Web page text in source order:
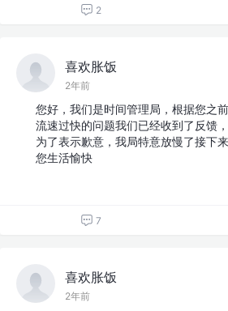
2
喜欢胀饭
2年前
您好，我们是时间管理局，根据您之
流速过快的问题我们已经收到了反馈
为了表示歉意，我局特意放慢了接下
您生活愉快
7
喜欢胀饭
2年前